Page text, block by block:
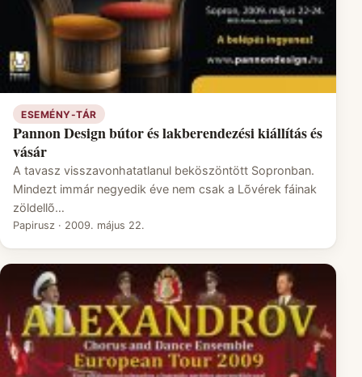
ESEMÉNY-TÁR
Pannon Design bútor és lakberendezési kiállítás és
vásár
A tavasz visszavonhatatlanul beköszöntött Sopronban.
Mindezt immár negyedik éve nem csak a Lõvérek fáinak
zöldellõ…
Papirusz · 2009. május 22.